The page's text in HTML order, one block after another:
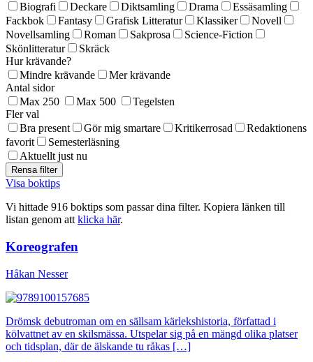
Biografi
Deckare Diktsamling Drama
Essäsamling
Fackbok
Fantasy Grafisk Litteratur Klassiker
Novell
Novellsamling
Roman Sakprosa
Science-Fiction
Skönlitteratur
Skräck
Hur krävande?
Mindre krävande
Mer krävande
Antal sidor
Max 250
Max 500
Tegelsten
Fler val
Bra present
Gör mig smartare Kritikerrosad
Redaktionens
favorit
Semesterläsning
Aktuellt just nu
Visa boktips
Vi hittade 916 boktips som passar dina filter. Kopiera länken till
listan genom att klicka här.
Koreografen
Håkan Nesser
Drömsk debutroman om en sällsam kärlekshistoria, författad i
kölvattnet av en skilsmässa. Utspelar sig på en mängd olika platser
och tidsplan, där de älskande tu råkas […]